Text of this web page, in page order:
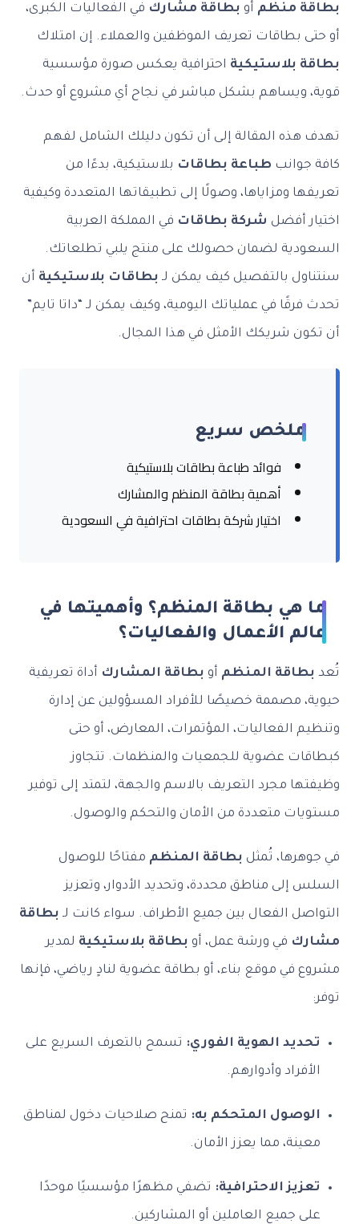
بطاقة منظم أو بطاقة مشارك في الفعاليات الكبرى،
أو حتى بطاقات تعريف الموظفين والعملاء. إن امتلاك
بطاقة بلاستيكية احترافية يعكس صورة مؤسسية
قوية، ويساهم بشكل مباشر في نجاح أي مشروع أو حدث.
تهدف هذه المقالة إلى أن تكون دليلك الشامل لفهم
كافة جوانب طباعة بطاقات بلاستيكية، بدءًا من
تعريفها ومزاياها، وصولًا إلى تطبيقاتها المتعددة وكيفية
اختيار أفضل شركة بطاقات في المملكة العربية
السعودية لضمان حصولك على منتج يلبي تطلعاتك.
سنتناول بالتفصيل كيف يمكن لـ بطاقات بلاستيكية أن
تحدث فرقًا في عملياتك اليومية، وكيف يمكن لـ “داتا تايم”
أن تكون شريكك الأمثل في هذا المجال.
ملخص سريع
فوائد طباعة بطاقات بلاستيكية
أهمية بطاقة المنظم والمشارك
اختيار شركة بطاقات احترافية في السعودية
ما هي بطاقة المنظم؟ وأهميتها في
عالم الأعمال والفعاليات؟
تُعد بطاقة المنظم أو بطاقة المشارك أداة تعريفية
حيوية، مصممة خصيصًا للأفراد المسؤولين عن إدارة
وتنظيم الفعاليات، المؤتمرات، المعارض، أو حتى
كبطاقات عضوية للجمعيات والمنظمات. تتجاوز
وظيفتها مجرد التعريف بالاسم والجهة، لتمتد إلى توفير
مستويات متعددة من الأمان والتحكم والوصول.
في جوهرها، تُمثل بطاقة المنظم مفتاحًا للوصول
السلس إلى مناطق محددة، وتحديد الأدوار، وتعزيز
التواصل الفعال بين جميع الأطراف. سواء كانت لـ بطاقة
مشارك في ورشة عمل، أو بطاقة بلاستيكية لمدير
مشروع في موقع بناء، أو بطاقة عضوية لنادٍ رياضي، فإنها
توفر:
تحديد الهوية الفوري: تسمح بالتعرف السريع على
الأفراد وأدوارهم.
الوصول المتحكم به: تمنح صلاحيات دخول لمناطق
معينة، مما يعزز الأمان.
تعزيز الاحترافية: تضفي مظهرًا مؤسسيًا موحدًا
على جميع العاملين أو المشاركين.